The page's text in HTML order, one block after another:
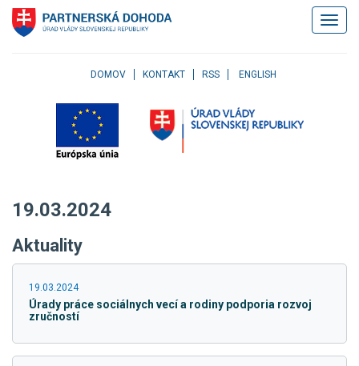
Klávesové
skratky
Skočiť
menu
na
Skočiť
stránky
DOMOV KONTAKT RSS ENGLISH
19.03.2024
Aktuality
19.03.2024
Úrady práce sociálnych vecí a rodiny podporia rozvoj
zručností